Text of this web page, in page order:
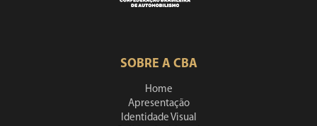
SOBRE A CBA
Home
Apresentação
Identidade Visual